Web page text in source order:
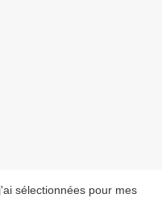
sélectionnées pour mes